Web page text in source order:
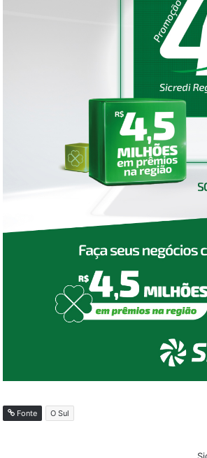
Fonte O Sul